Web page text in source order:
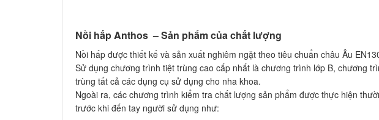
Nồi hấp Anthos – Sản phẩm của chất lượng
Nồi hấp được thiết kế và sản xuất nghiêm ngặt theo tiêu chuẩn châu Âu
Sử dụng chương trình tiệt trùng cao cấp nhất là chương trình lớp B, chương
trùng tất cả các dụng cụ sử dụng cho nha khoa.
Ngoài ra, các chương trình kiểm tra chất lượng sản phẩm được thực hiện
trước khi đến tay người sử dụng như: